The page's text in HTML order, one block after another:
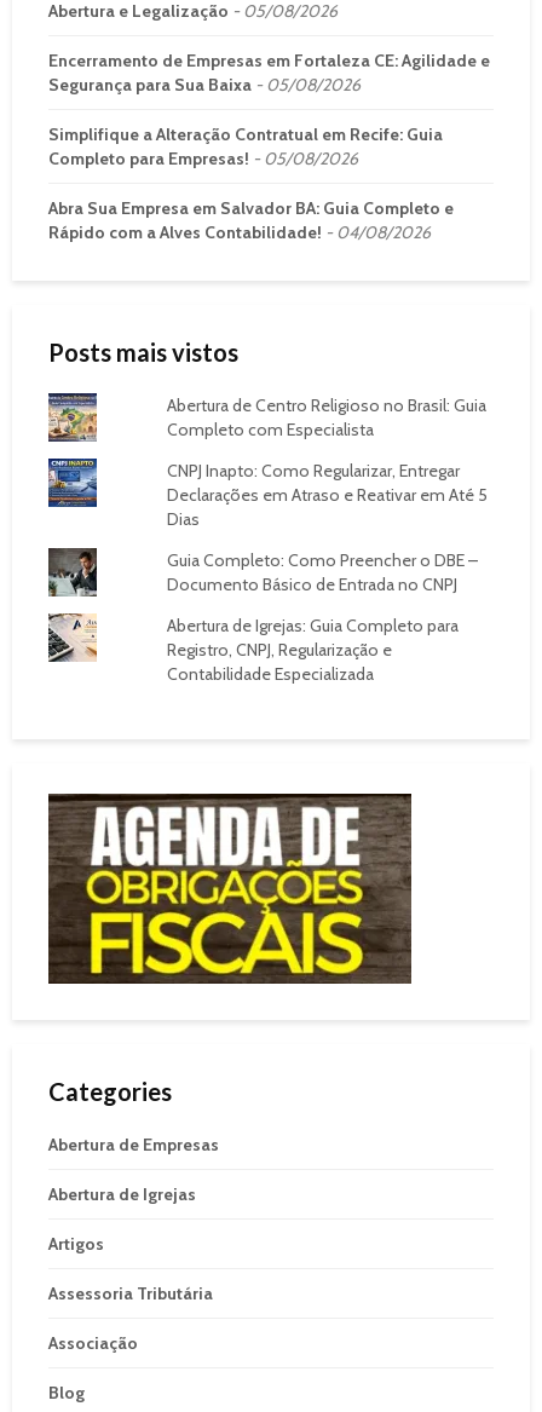
Abertura e Legalização 05/08/2026
Encerramento de Empresas em Fortaleza CE: Agilidade e
Segurança para Sua Baixa
05/08/2026
Simplifique a Alteração Contratual em Recife: Guia
Completo para Empresas!
05/08/2026
Abra Sua Empresa em Salvador BA: Guia Completo e
Rápido com a Alves Contabilidade!
04/08/2026
Posts mais vistos
Abertura de Centro Religioso no Brasil: Guia
Completo com Especialista
CNPJ Inapto: Como Regularizar, Entregar
Declarações em Atraso e Reativar em Até 5
Dias
Guia Completo: Como Preencher o DBE –
Documento Básico de Entrada no CNPJ
Abertura de Igrejas: Guia Completo para
Registro, CNPJ, Regularização e
Contabilidade Especializada
Categories
Abertura de Empresas
Abertura de Igrejas
Artigos
Assessoria Tributária
Associação
Blog